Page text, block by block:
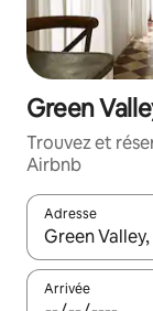
Green
Trouvez et
Airbnb
Adresse
Lorsque les
Arrivée